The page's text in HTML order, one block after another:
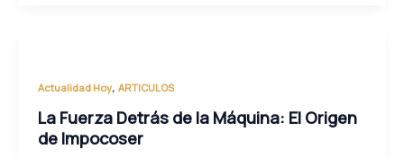
Actualidad Hoy, ARTICULOS
La Fuerza Detrás de la Máquina: El Origen
de Impocoser